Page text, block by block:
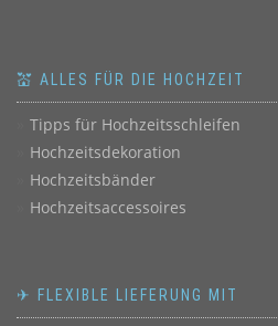
💒 ALLES FÜR DIE HOCHZEIT
Tipps für Hochzeitsschleifen
Hochzeitsdekoration
Hochzeitsbänder
Hochzeitsaccessoires
✈ FLEXIBLE LIEFERUNG MIT